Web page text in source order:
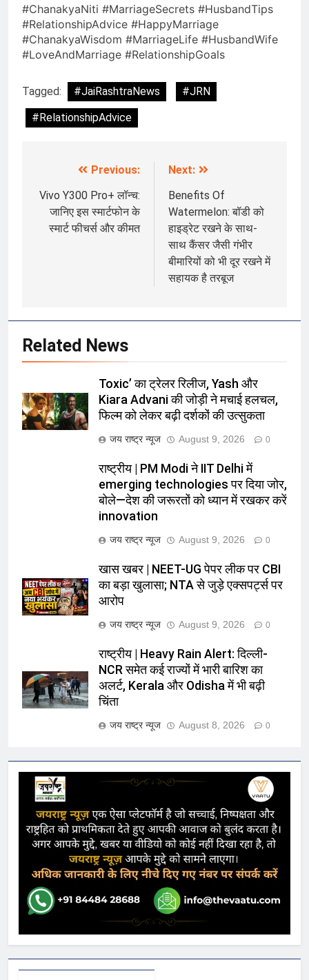
#ChanakyaNiti #MarriageSecrets #HusbandTips
#RelationshipAdvice #HappyMarriage
#ChanakyaWisdom #MarriageLife #HusbandWife
#LoveAndMarriage #RelationshipGoals
Tagged: #JaiRashtraNews
#JRN
#RelationshipAdvice
navigation
Previous:
Vivo Y300 Pro+ लॉन्च:
जानिए इस स्मार्टफोन के
स्मार्ट फीचर्स और कीमत
Next:
Benefits Of
Watermelon: बॉडी को
हाइड्रेट रखने के साथ-
साथ कैंसर जैसी गंभीर
बीमारियों को भी दूर रखने में
सहायक है तरबूज
Related News
Toxic’ का ट्रेलर रिलीज, Yash और
Kiara Advani की जोड़ी ने मचाई हलचल,
फिल्म को लेकर बढ़ी दर्शकों की उत्सुकता
जय राष्ट्र न्यूज August 9, 2026 0
राष्ट्रीय | PM Modi ने IIT Delhi में
emerging technologies पर दिया जोर,
बोले—देश की जरूरतों को ध्यान में रखकर करें
innovation
जय राष्ट्र न्यूज August 9, 2026 0
खास खबर | NEET-UG पेपर लीक पर CBI
का बड़ा खुलासा; NTA से जुड़े एक्सपर्ट्स पर
आरोप
जय राष्ट्र न्यूज August 9, 2026 0
राष्ट्रीय | Heavy Rain Alert: दिल्ली-
NCR समेत कई राज्यों में भारी बारिश का
अलर्ट, Kerala और Odisha में भी बढ़ी
चिंता
जय राष्ट्र न्यूज August 8, 2026 0